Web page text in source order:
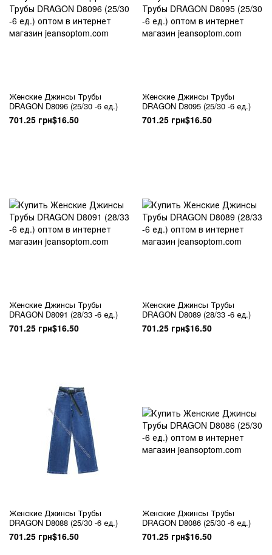
Женские Джинсы Трубы
DRAGON D8096 (25/30 -6 ед.)
701.25 грн$16.50
Женские Джинсы Трубы
DRAGON D8095 (25/30 -6 ед.)
701.25 грн$16.50
Женские Джинсы Трубы
DRAGON D8091 (28/33 -6 ед.)
701.25 грн$16.50
Женские Джинсы Трубы
DRAGON D8089 (28/33 -6 ед.)
701.25 грн$16.50
Женские Джинсы Трубы
DRAGON D8088 (25/30 -6 ед.)
701.25 грн$16.50
Женские Джинсы Трубы
DRAGON D8086 (25/30 -6 ед.)
701.25 грн$16.50